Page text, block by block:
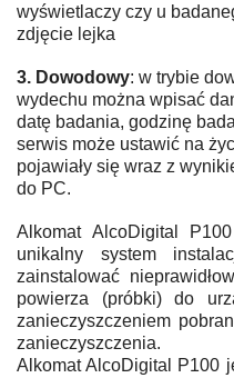
wyświetlaczy czy u
zdjęcie lejka
3. Dowodowy: w trybie
wydechu można wpisać
datę badania, godzinę
serwis może ustawić na
pojawiały się wraz z
do PC.
Alkomat AlcoDigital
unikalny system
zainstalować
powierza (próbki) do
zanieczyszczeniem
zanieczyszczenia.
Alkomat AlcoDigital P100